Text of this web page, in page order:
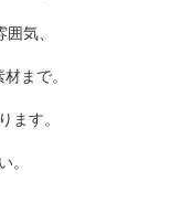
気、
まで。
ます。
。